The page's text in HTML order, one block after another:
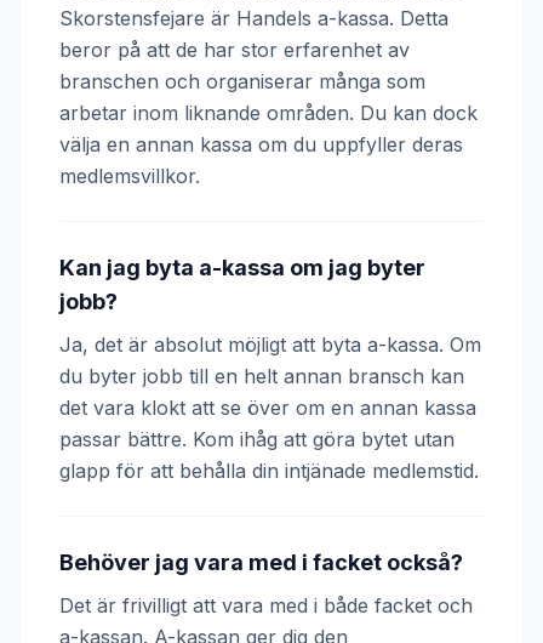
Skorstensfejare är Handels a-kassa. Detta
beror på att de har stor erfarenhet av
branschen och organiserar många som
arbetar inom liknande områden. Du kan dock
välja en annan kassa om du uppfyller deras
medlemsvillkor.
Kan jag byta a-kassa om jag byter
jobb?
Ja, det är absolut möjligt att byta a-kassa. Om
du byter jobb till en helt annan bransch kan
det vara klokt att se över om en annan kassa
passar bättre. Kom ihåg att göra bytet utan
glapp för att behålla din intjänade medlemstid.
Behöver jag vara med i facket också?
Det är frivilligt att vara med i både facket och
a-kassan. A-kassan ger dig den